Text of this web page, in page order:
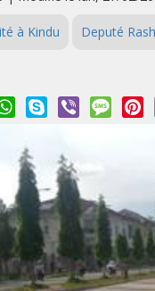
à Kindu Deputé
WhatsApp
Skype Viber